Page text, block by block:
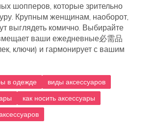
шопперов, которые зрительно
Крупным женщинам, наоборот,
выглядеть комично. Выбирайте
ваши ежедневные必需品
ключи) и гармонирует с вашим
в одежде
виды аксессуаров
как носить аксессуары